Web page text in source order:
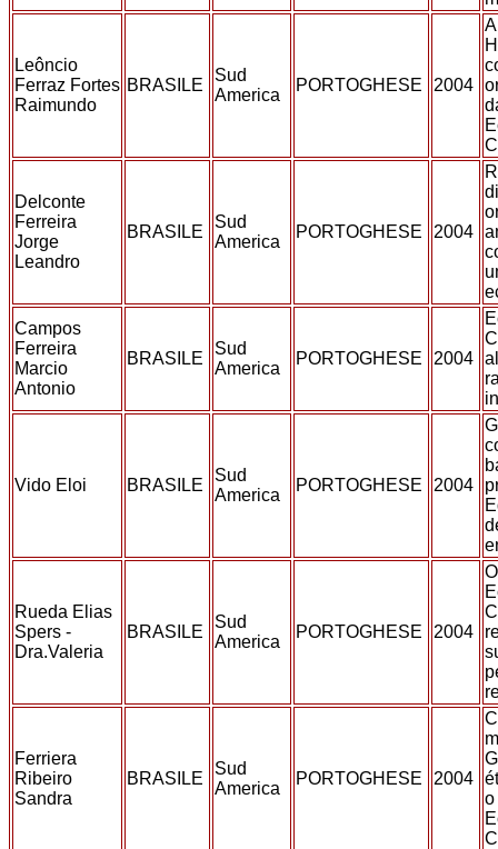
Leôncio
Ferraz Fortes
Raimundo
BRASILE
Sud
America
PORTOGHESE 2004
Delconte
Ferreira
Jorge
Leandro
BRASILE
Sud
America
PORTOGHESE 2004
Campos
Ferreira
Marcio
Antonio
BRASILE
Sud
America
PORTOGHESE 2004
Vido Eloi BRASILE
Sud
America
PORTOGHESE 2004
Rueda Elias
Spers -
Dra.Valeria
BRASILE
Sud
America
PORTOGHESE 2004
Ferriera
Ribeiro
Sandra
BRASILE
Sud
America
PORTOGHESE 2004
o